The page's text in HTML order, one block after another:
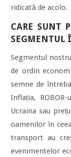
ridicată de acolo.
CARE SUNT
SEGMENTUL
Segmentul
de ordin
semne de
Inflația,
Ucraina sau
oamenilor în
transport au
evenimentelor